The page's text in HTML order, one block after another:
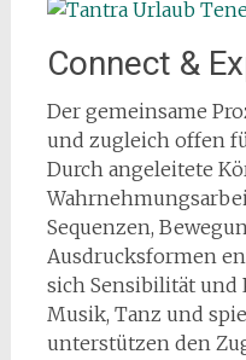
Connect &
Der gemeinsame
und zugleich offen
Durch angeleitete
Sequenzen,
Ausdrucksformen
sich Sensibilität und
Musik, Tanz und
unterstützen den